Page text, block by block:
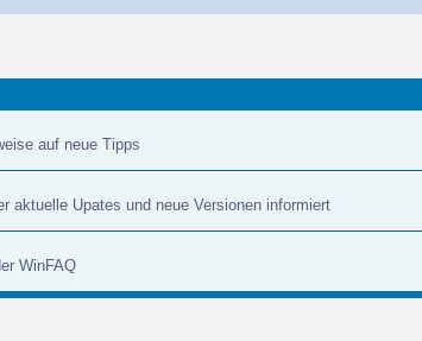
auf neue Tipps
aktuelle Upates und neue Versionen informiert
WinFAQ